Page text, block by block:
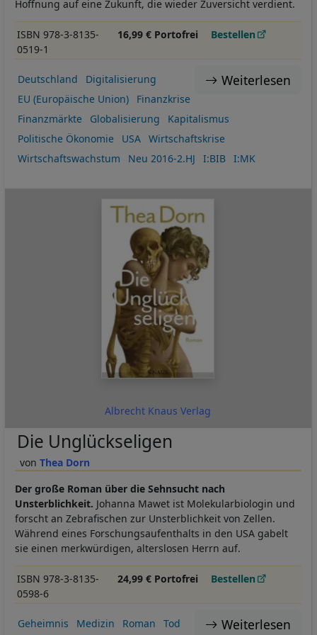
Hoffnung auf eine Zukunft, die wieder Zuversicht verdient.
ISBN 978-3-8135-
0519-1
16,99 € Portofrei Bestellen
Weiterlesen
Deutschland
Digitalisierung
EU (Europäische Union)
Finanzkrise
Finanzmärkte
Globalisierung
Kapitalismus
Politische Ökonomie
USA
Wirtschaftskrise
Wirtschaftswachstum
Neu 2016-2.HJ I:BIB I:MK
Albrecht Knaus Verlag
Thea Dorn
Die Unglückseligen
Der große Roman über die Sehnsucht nach
Unsterblichkeit. Johanna Mawet ist Molekularbiologin und
forscht an Zebrafischen zur Unsterblichkeit von Zellen.
Während eines Forschungsaufenthalts in den USA gabelt
sie einen merkwürdigen, alterslosen Herrn auf.
ISBN 978-3-8135-
0598-6
24,99 € Portofrei Bestellen
Weiterlesen
Geheimnis Medizin Roman Tod